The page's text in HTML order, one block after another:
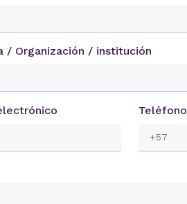
/ Organización / institución
Teléfono